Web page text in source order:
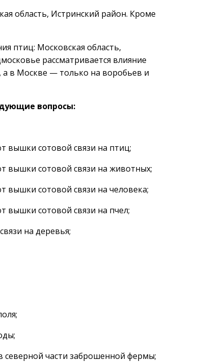
область, Истринский район. Кроме
птиц: Московская область,
рассматривается влияние
в Москве — только на воробьев и
вопросы:
вышки сотовой связи на птиц;
вышки сотовой связи на животных;
вышки сотовой связи на человека;
вышки сотовой связи на пчел;
на деревья;
северной части заброшенной фермы;